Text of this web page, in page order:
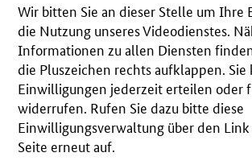
Wir bitten Sie an dieser Stelle um Ihre
die Nutzung unseres Videodienstes.
Informationen zu allen Diensten
die Pluszeichen rechts aufklappen.
Einwilligungen jederzeit erteilen oder
widerrufen. Rufen Sie dazu bitte diese
Einwilligungsverwaltung über den
Seite erneut auf.